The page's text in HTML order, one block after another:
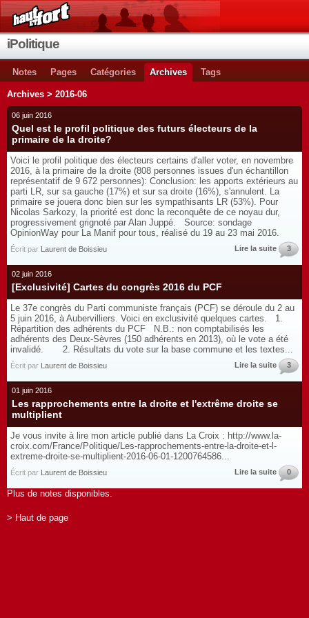
iPolitique
Notes Pages Catégories Archives Tags
Archives > 2016-06
06 juin 2016
Quel est le profil politique des futurs électeurs de la
primaire de la droite?
Voici le profil politique des électeurs certains d'aller voter, en novembre
2016, à la primaire de la droite (808 personnes issues d'un échantillon
représentatif de 9 672 personnes): Conclusion: les apports extérieurs au
parti LR, sur sa gauche (17%) et sur sa droite (16%), s'annulent. La
primaire se jouera donc bien sur les sympathisants LR (53%). Pour
Nicolas Sarkozy, la priorité est donc la reconquête de ce noyau dur,
progressivement grignoté par Alan Juppé. Source: sondage
OpinionWay pour La Manif pour tous, réalisé du 19 au 23 mai 2016.
Écrit par Laurent de Boissieu Lire la suite 3
02 juin 2016
[Exclusivité] Cartes du congrès 2016 du PCF
Le 37e congrès du Parti communiste français (PCF) se déroule du 2 au
5 juin 2016, à Aubervilliers. Voici en exclusivité quelques cartes. 1.
Répartition des adhérents du PCF N.B.: non comptabilisés les
adhérents des Deux-Sèvres (150 adhérents en 2013), où le vote a été
invalidé. 2. Résultats du vote sur la base commune et les textes...
Écrit par Laurent de Boissieu Lire la suite 3
01 juin 2016
Les rapprochements entre la droite et l'extrême droite se
multiplient
Je vous invite à lire mon article publié dans La Croix : http://www.la-
croix.com/France/Politique/Les-rapprochements-entre-la-droite-et-l-
extreme-droite-se-multiplient-2016-06-01-1200764586...
Écrit par Laurent de Boissieu Lire la suite 0
Plus de notes disponibles.
> Haut de page